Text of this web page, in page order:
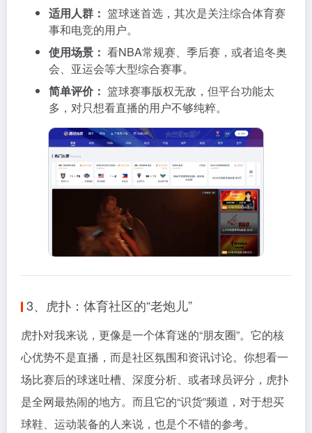
适用人群： 篮球迷首选，其次是关注综合体育赛
事和电竞的用户。
使用场景： 看NBA常规赛、季后赛，或者追冬奥
会、亚运会等大型综合赛事。
简单评价： 篮球赛事版权无敌，但平台功能太
多，对只想看直播的用户不够纯粹。
3、虎扑：体育社区的“老炮儿”
虎扑对我来说，更像是一个体育迷的“朋友圈”。它的核
心优势不是直播，而是社区氛围和资讯讨论。你想看一
场比赛后的球迷吐槽、深度分析、或者球员评分，虎扑
是全网最热闹的地方。而且它的“识货”频道，对于想买
球鞋、运动装备的人来说，也是个不错的参考。